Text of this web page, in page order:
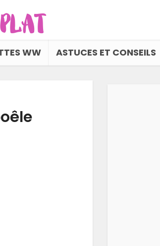
WW ASTUCES ET CONSEILS